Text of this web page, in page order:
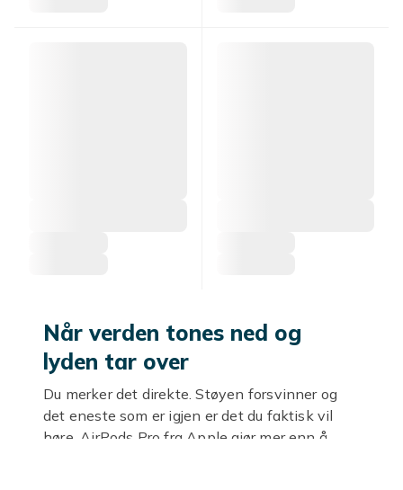
Når verden tones ned og
lyden tar over
Du merker det direkte. Støyen forsvinner og
det eneste som er igjen er det du faktisk vil
høre. AirPods Pro fra Apple gjør mer enn å